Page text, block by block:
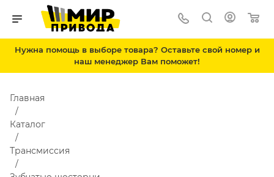
Нужна помощь в выборе товара? Оставьте свой номер и
наш менеджер Вам поможет!
Главная
Каталог
Трансмиссия